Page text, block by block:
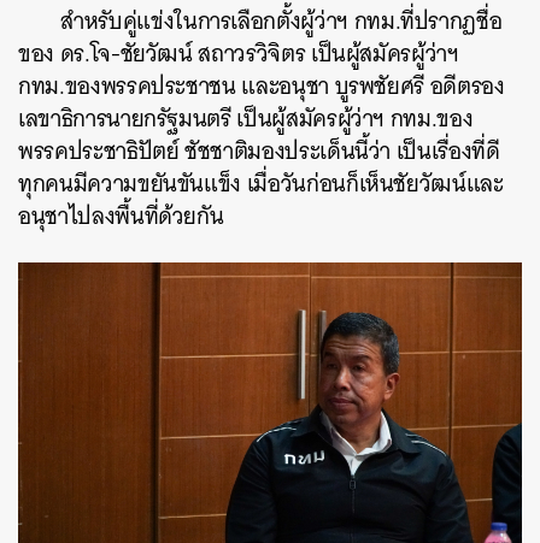
สำหรับคู่แข่งในการเลือกตั้งผู้ว่าฯ กทม.ที่ปรากฏชื่อ
ของ ดร.โจ-ชัยวัฒน์ สถาวรวิจิตร เป็นผู้สมัครผู้ว่าฯ
กทม.ของพรรคประชาชน และอนุชา บูรพชัยศรี อดีตรอง
เลขาธิการนายกรัฐมนตรี เป็นผู้สมัครผู้ว่าฯ กทม.ของ
พรรคประชาธิปัตย์ ชัชชาติมองประเด็นนี้ว่า เป็นเรื่องที่ดี
ทุกคนมีความขยันขันแข็ง เมื่อวันก่อนก็เห็นชัยวัฒน์และ
อนุชาไปลงพื้นที่ด้วยกัน